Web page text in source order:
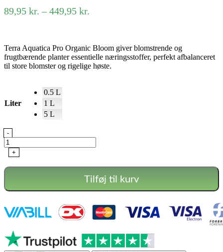
89,95 kr. – 449,95 kr.
449,95 kr.
Terra Aquatica Pro Organic Bloom giver blomstrende og
frugtbærende planter essentielle næringsstoffer, perfekt afbalanceret
til store blomster og rigelige høste.
Liter
0.5 L
1 L
5 L
Pro
Organic
(Bloom)
antal
-
+
Tilføj til kurv